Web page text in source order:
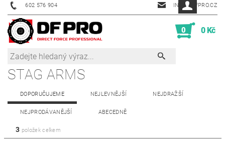
602 576 904 INFO@DFPRO.CZ
0 0 Kč
STAG ARMS
DOPORUČUJEME NEJLEVNĚJŠÍ NEJDRAŽŠÍ
NEJPRODÁVANĚJŠÍ ABECEDNĚ
3 položek celkem